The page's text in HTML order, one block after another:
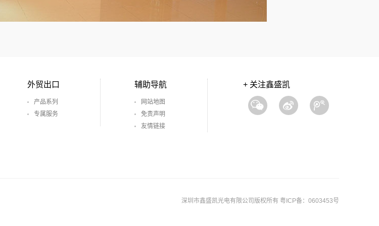
外贸出口
产品系列
专属服务
辅助导航
网站地图
免责声明
友情链接
+ 关注鑫盛凯
深圳市鑫盛凯光电有限公司版权所有 粤ICP备：0603453号